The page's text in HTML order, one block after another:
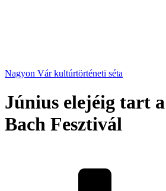
Nagyon Vár kultúrtörténeti séta
Június elejéig tart
Bach Fesztivál